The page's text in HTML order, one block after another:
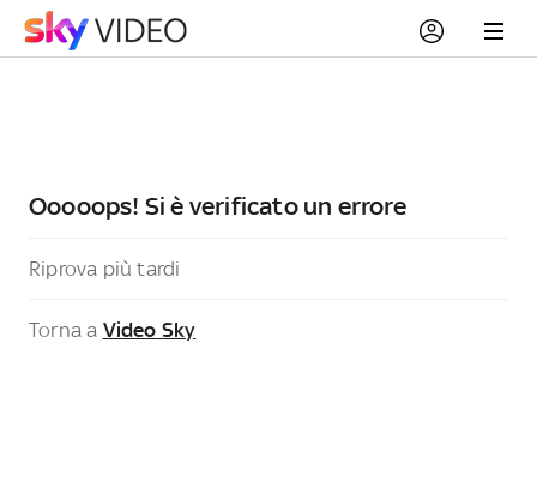
Ooooops! Si è verificato un errore
Riprova più tardi
Torna a Video Sky